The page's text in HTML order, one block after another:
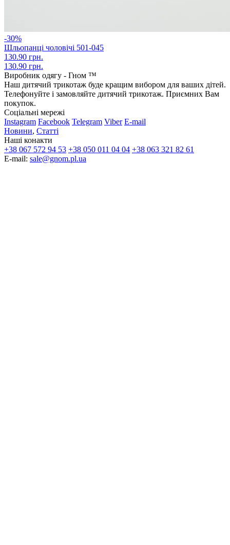
-30%
Шльопанці чоловічі 501-045
130.90 грн.
130.90 грн.
Виробник одягу - Гном ™
Наш дитячий трикотаж буде кращим вибором для ваших дітей.
Телефонуйте і замовляйте дитячий трикотаж. Приємних Вам
покупок.
Соціальні мережі
Instagram Facebook Telegram Viber E-mail
Новини, Статті
Наші конакти
+38 067 572 94 53 +38 050 011 04 04 +38 063 321 82 61
E-mail: sale@gnom.pl.ua